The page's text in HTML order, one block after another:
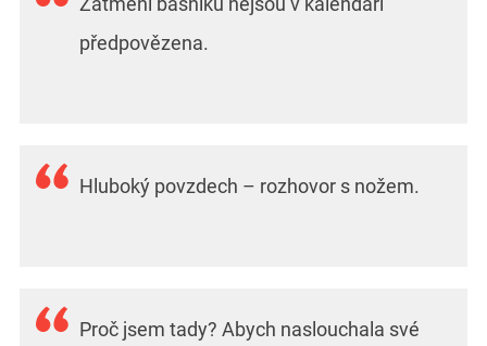
předpovězena.
Hluboký povzdech – rozhovor s nožem.
Proč jsem tady? Abych naslouchala své